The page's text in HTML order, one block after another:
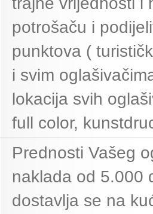
potrošaču i
punktova (
i svim
lokacija svih
full color,
Prednosti Vašeg
naklada od 5.000
dostavlja se na